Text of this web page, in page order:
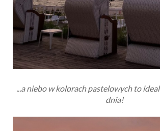
...a niebo w kolorach pastelowych to
dnia!